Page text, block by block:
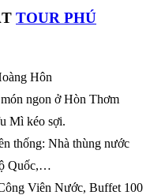
TOUR PHÚ
Hôn
ngon ở Hòn Thơm
Mì kéo sợi.
thống: Nhà thùng nước
Quốc,…
Viên Nước, Buffet 100